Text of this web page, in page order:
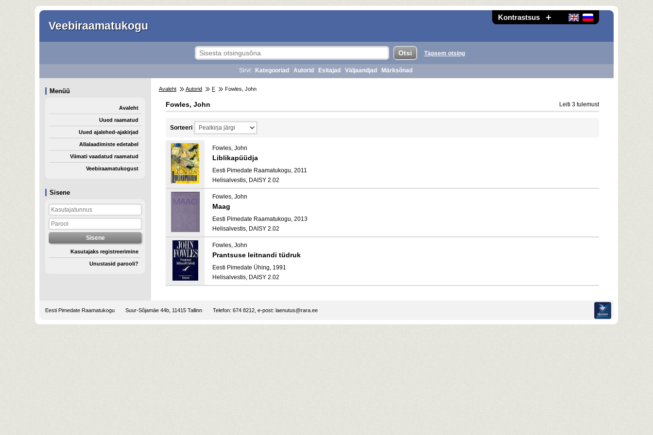
Kontrastsus
Veebiraamatukogu
Sisene
Kasutajaks registreerimine
Unustasid parooli?
Täpsem otsing
Sirvi: Kategooriad Autorid Esitajad Väljaandjad Märksõnad
Menüü
Avaleht
Uued raamatud
Uued ajalehed-ajakirjad
Allalaadimiste edetabel
Viimati vaadatud raamatud
Veebiraamatukogust
Avaleht Autorid F Fowles, John
Fowles, John Leiti 3 tulemust
Sorteeri
Fowles, John
Liblikapüüdja
Eesti Pimedate Raamatukogu, 2011
Helisalvestis, DAISY 2.02
Fowles, John
Maag
Eesti Pimedate Raamatukogu, 2013
Helisalvestis, DAISY 2.02
Fowles, John
Prantsuse leitnandi tüdruk
Eesti Pimedate Ühing, 1991
Helisalvestis, DAISY 2.02
Eesti Pimedate Raamatukogu Suur-Sõjamäe 44b, 11415 Tallinn Telefon: 674 8212, e-post: laenutus@rara.ee